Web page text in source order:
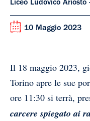
Liceo Ludovico Ariosto
10 Maggio 2023
Il 18 maggio 2023,
Torino apre le sue
ore 11:30 si terrà,
carcere spiegato ai